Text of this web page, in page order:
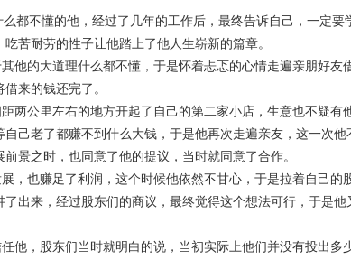
不懂的他，经过了几年的工作后，最终告诉自己，一定要
苦耐劳的性子让他踏上了他人生崭新的篇章。
的大道理什么都不懂，于是怀着忐忑的心情走遍亲朋好友
来的钱还完了。
公里左右的地方开起了自己的第二家小店，生意也不疑有
己老了都赚不到什么大钱，于是他再次走遍亲友，这一次
景之时，也同意了他的提议，当时就同意了合作。
也赚足了利润，这个时候他依然不甘心，于是拉着自己的
出来，经过股东们的商议，最终觉得这个想法可行，于是他
，股东们当时就明白的说，当初实际上他们并没有投出多